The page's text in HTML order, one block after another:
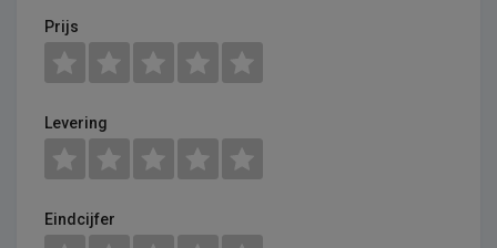
Prijs
Levering
Eindcijfer